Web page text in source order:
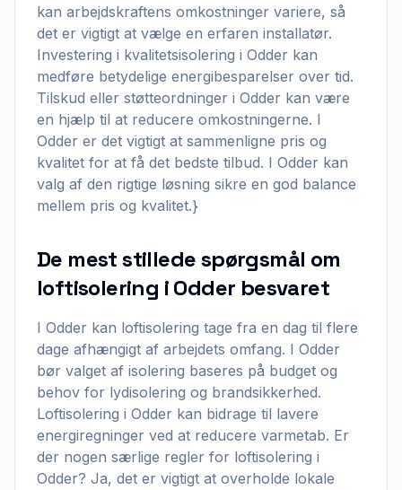
kan arbejdskraftens omkostninger variere, så
det er vigtigt at vælge en erfaren installatør.
Investering i kvalitetsisolering i Odder kan
medføre betydelige energibesparelser over tid.
Tilskud eller støtteordninger i Odder kan være
en hjælp til at reducere omkostningerne. I
Odder er det vigtigt at sammenligne pris og
kvalitet for at få det bedste tilbud. I Odder kan
valg af den rigtige løsning sikre en god balance
mellem pris og kvalitet.}
De mest stillede spørgsmål om
loftisolering i Odder besvaret
I Odder kan loftisolering tage fra en dag til flere
dage afhængigt af arbejdets omfang. I Odder
bør valget af isolering baseres på budget og
behov for lydisolering og brandsikkerhed.
Loftisolering i Odder kan bidrage til lavere
energiregninger ved at reducere varmetab. Er
der nogen særlige regler for loftisolering i
Odder? Ja, det er vigtigt at overholde lokale